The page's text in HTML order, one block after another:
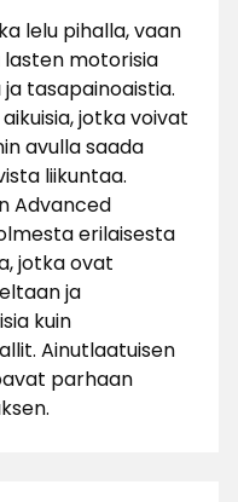
lelu pihalla, vaan
motorisia
tasapainoaistia.
jotka voivat
avulla saada
liikuntaa.
Advanced
erilaisesta
jotka ovat
ja
kuin
Ainutlaatuisen
parhaan